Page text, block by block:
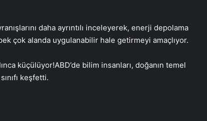
daha ayrıntılı inceleyerek, enerji depolama
çok alanda uygulanabilir hale getirmeyi amaçlıyor.
küçülüyor!ABD’de bilim insanları, doğanın temel
keşfetti.